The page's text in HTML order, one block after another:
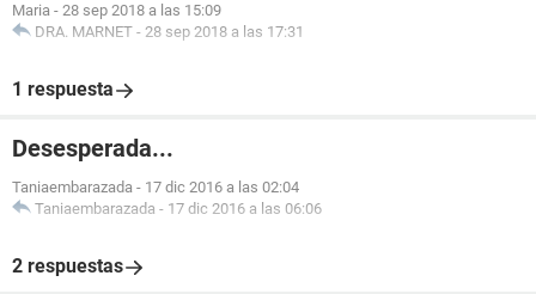
Maria - 28 sep 2018 a las 15:09
DRA. MARNET - 28 sep 2018 a las 17:31
1 respuesta
Desesperada...
Taniaembarazada - 17 dic 2016 a las 02:04
Taniaembarazada - 17 dic 2016 a las 06:06
2 respuestas